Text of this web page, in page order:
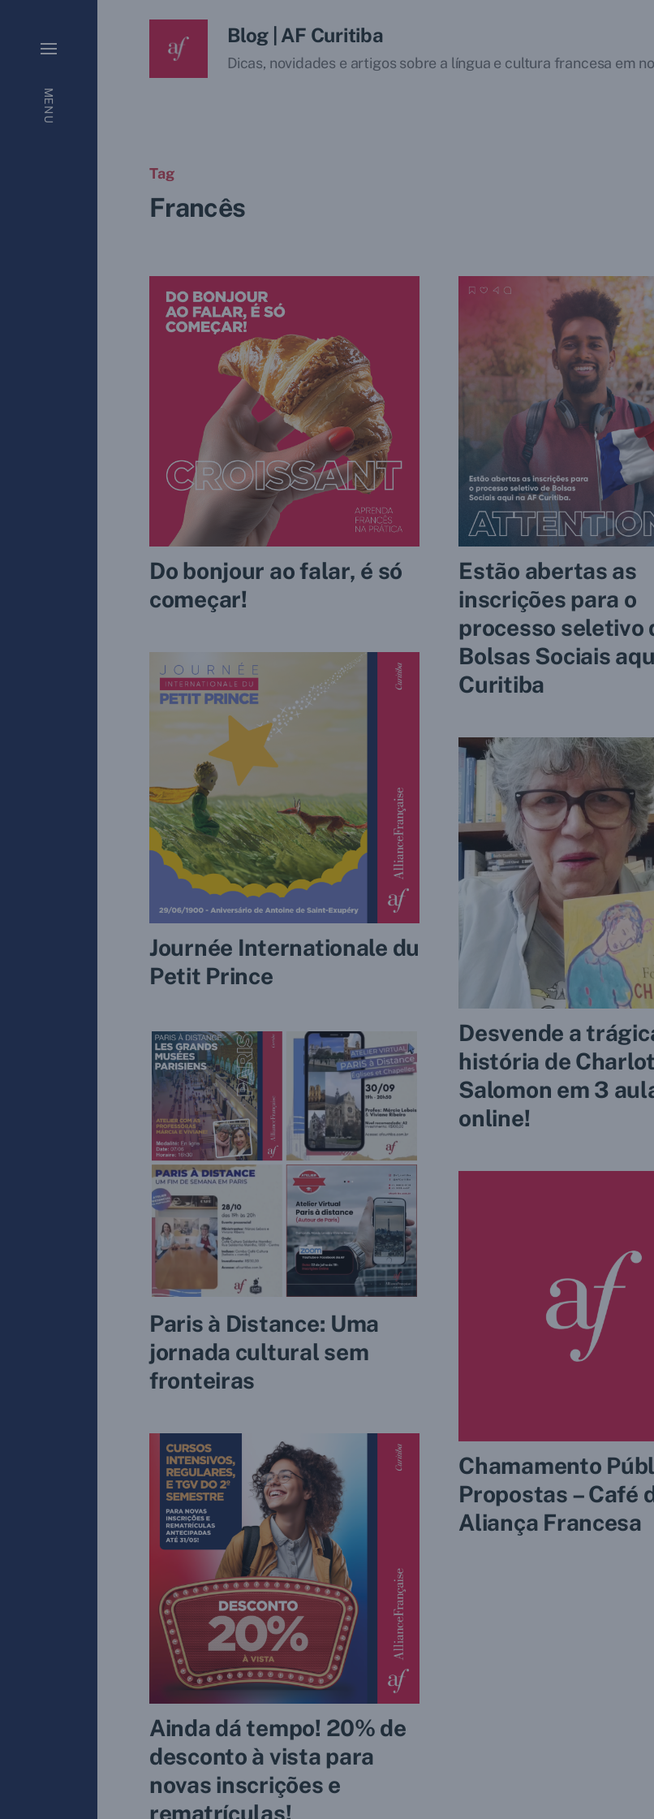
MENU
Blog | AF Curitiba
Dicas, novidades e artigos sobre a língua e cultura francesa em
Tag
Francês
Do bonjour ao falar, é só
começar!
Estão abertas as
inscrições para o
processo seletivo
Bolsas Sociais
Curitiba
Journée Internationale du
Petit Prince
Desvende a
história de
Salomon em 3
online!
Paris à Distance: Uma
jornada cultural sem
fronteiras
Chamamento
Propostas – Café
Aliança Francesa
Ainda dá tempo! 20% de
desconto à vista para
novas inscrições e
rematrículas!